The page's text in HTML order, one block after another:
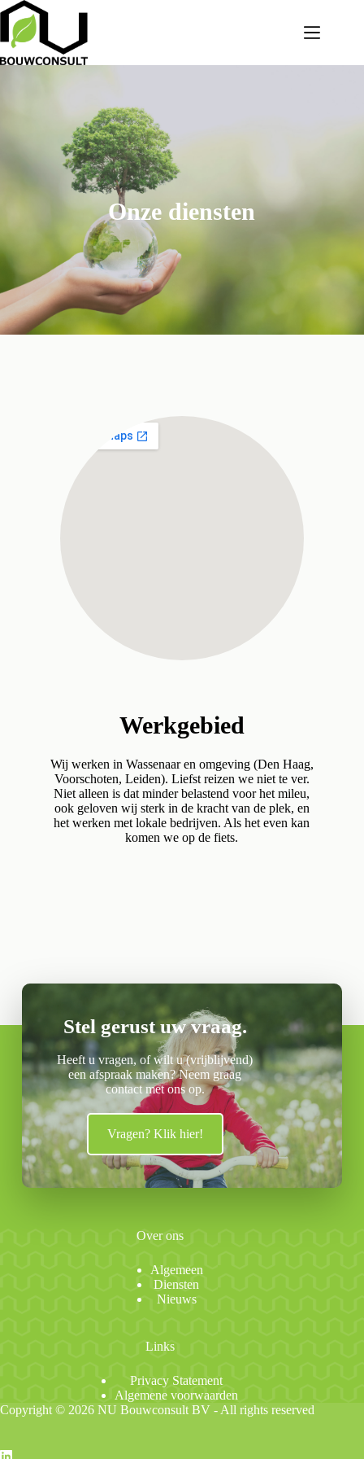
Onze diensten
Werkgebied
Wij werken in Wassenaar en omgeving (Den Haag,
Voorschoten, Leiden). Liefst reizen we niet te ver.
Niet alleen is dat minder belastend voor het mileu,
ook geloven wij sterk in de kracht van de plek, en
het werken met lokale bedrijven. Als het even kan
komen we op de fiets.
Stel gerust uw vraag.
Heeft u vragen, of wilt u (vrijblijvend)
een afspraak maken? Neem graag
contact met ons op.
Vragen? Klik hier!
Over ons
Algemeen
Diensten
Nieuws
Links
Privacy Statement
Algemene voorwaarden
Copyright © 2026 NU Bouwconsult BV - All rights reserved